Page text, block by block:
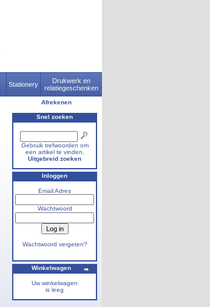
Stationery
Drukwerk en
relatiegeschenken
Afrekenen
Snel zoeken
Gebruik trefwoorden om
een artikel te vinden.
Uitgebreid zoeken
Inloggen
Email Adres
Wachtwoord
Wachtwoord vergeten?
Winkelwagen
Uw winkelwagen
is leeg